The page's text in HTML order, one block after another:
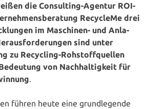
die Con­sul­ting-Agentur ROI-
RecycleMe drei
im Maschinen- und Anla­
sind unter
zu Recycling-Roh­stoff­quel­len
von Nach­hal­tig­keit für
.
führen heute eine grund­le­gen­de